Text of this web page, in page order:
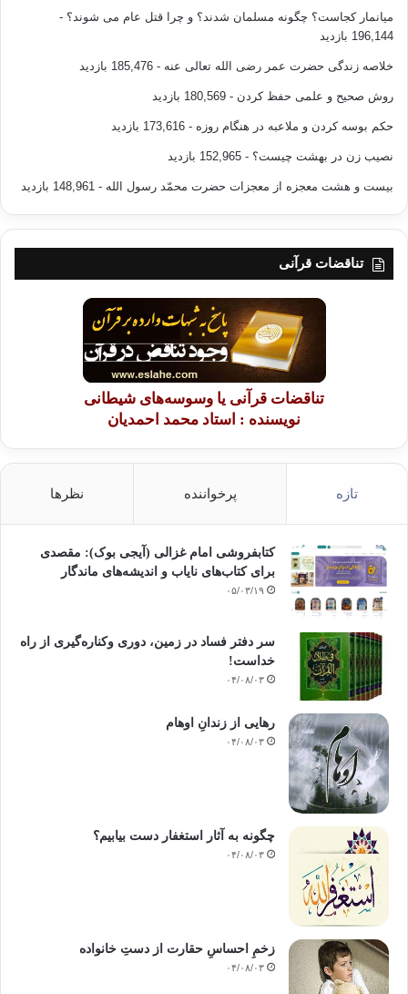
میانمار کجاست؟ چگونه مسلمان شدند؟ و چرا قتل عام می شوند؟ -
196,144 بازدید
خلاصه زندگی حضرت عمر رضی الله تعالی عنه - 185,476 بازدید
روش صحیح و علمی حفظ کردن - 180,569 بازدید
حکم بوسه کردن و ملاعبه در هنگام روزه - 173,616 بازدید
نصیب زن در بهشت چیست؟ - 152,965 بازدید
بیست و هشت معجزه از معجزات حضرت محمّد رسول الله - 148,961 بازدید
تناقضات قرآنی
تناقضات قرآنی یا وسوسه‌های شیطانی
نویسنده : استاد محمد احمدیان
تازه پرخواننده نظرها
کتابفروشی امام غزالی (آیجی بوک): مقصدی
برای کتاب‌های نایاب و اندیشه‌های ماندگار
۰۵/۰۳/۱۹
سر دفتر فساد در زمین‌، دوری وکناره‌گیری از راه
خداست‌!
۰۴/۰۸/۰۳
رهایی از زندانِ اوهام
۰۴/۰۸/۰۳
چگونه به آثار استغفار دست بیابیم؟
۰۴/۰۸/۰۳
زخمِ احساسِ حقارت از دستِ خانواده
۰۴/۰۸/۰۳